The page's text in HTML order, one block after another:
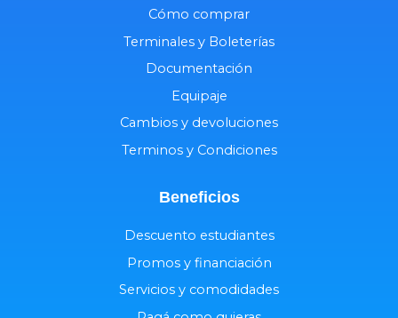
Cómo comprar
Terminales y Boleterías
Documentación
Equipaje
Cambios y devoluciones
Terminos y Condiciones
Beneficios
Descuento estudiantes
Promos y financiación
Servicios y comodidades